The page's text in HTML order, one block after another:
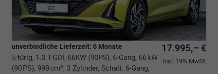
17.995,– €
incl. 19% MwSt.
unverbindliche Lieferzeit: 6 Monate
5-türig, 1.0 T-GDI, 66KW (90PS), 6-Gang, 66 kW
(90 PS), 998 cm³, 3 Zylinder, Schalt. 6-Gang,